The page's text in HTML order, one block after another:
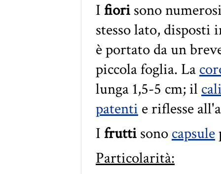
I fiori sono
stesso lato, disposti
è portato da un
piccola foglia. La
lunga 1,5-5 cm; il
patenti e riflesse
I frutti sonocapsule
Particolarità: